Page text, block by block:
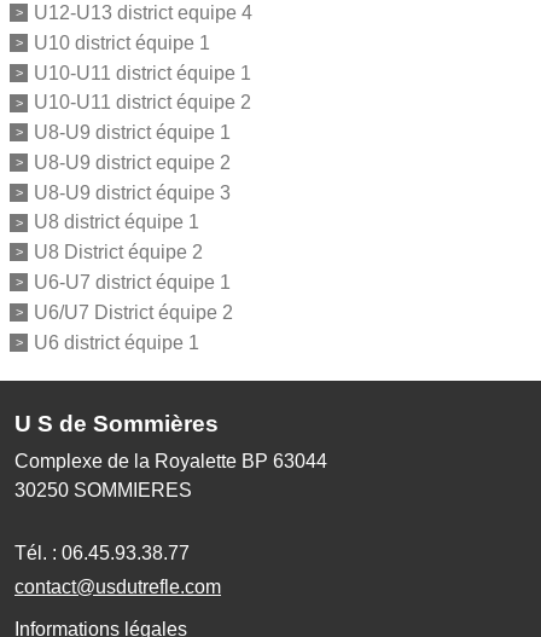
U12-U13 district equipe 4
U10 district équipe 1
U10-U11 district équipe 1
U10-U11 district équipe 2
U8-U9 district équipe 1
U8-U9 district equipe 2
U8-U9 district équipe 3
U8 district équipe 1
U8 District équipe 2
U6-U7 district équipe 1
U6/U7 District équipe 2
U6 district équipe 1
U S de Sommières
Complexe de la Royalette BP 63044
30250 SOMMIERES
Tél. : 06.45.93.38.77
contact@usdutrefle.com
Informations légales